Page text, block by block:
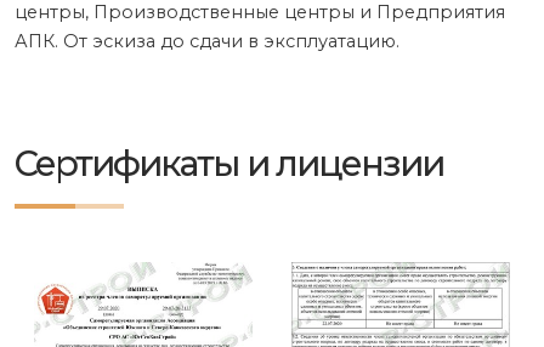
центры, Производственные центры и Предприятия
АПК. От эскиза до сдачи в эксплуатацию.
Сертификаты и лицензии